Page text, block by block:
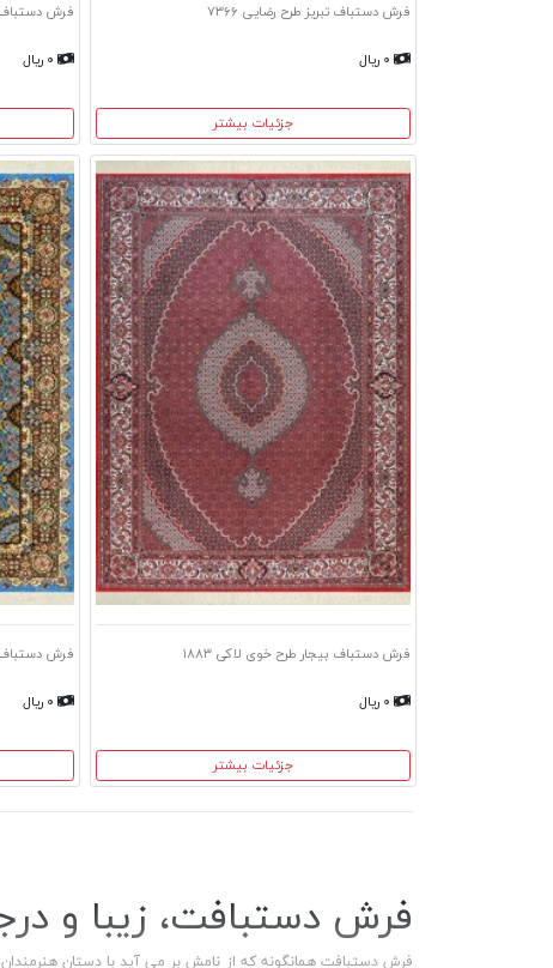
فرش دستباف تبریز طرح رضایی ۷۳۶۶
جزئیات بیشتر
فرش دستباف
فرش دستباف بیجار طرح خوی لاکی ۱۸۸۳
جزئیات بیشتر
فرش دستباف
فرش دستبافت، زیبا و
فرش دستبافت همانگونه که از نامش بر می آید با دستان